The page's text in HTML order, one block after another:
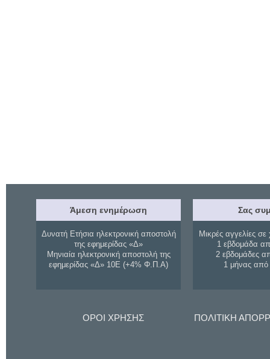
Άμεση ενημέρωση
Δυνατή Ετήσια ηλεκτρονική αποστολή
της εφημερίδας «Δ»
Μηνιαία ηλεκτρονική αποστολή της
εφημερίδας «Δ» 10Ε (+4% Φ.Π.Α)
Σας
Μικρές αγγελίες σε
1 εβδομάδα
2 εβδομάδες
1 μήνας
ΟΡΟΙ ΧΡΗΣΗΣ ΠΟΛΙΤΙΚΗ